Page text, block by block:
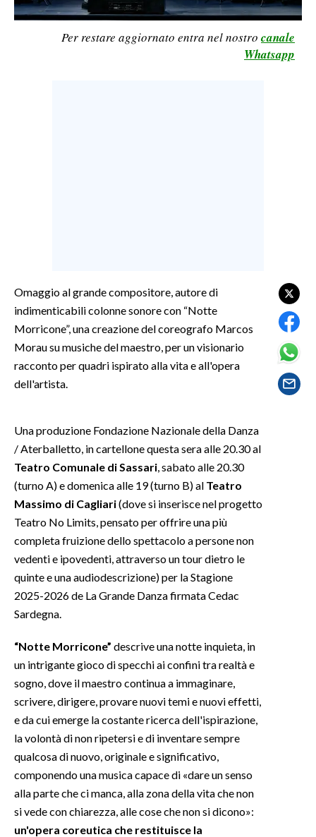
LAVORO
CULTURA
SPETTACOLI
GOSSIP
SARDEGNA TURISMO
SARDI NEL MONDO
NOTIZIE
EVENTI
#CARAUNIONE
3 MINUTI CON
INFO AZIENDE
ABBONATI
ANNUNCI
NECROLOGI
STORE
Per restare aggiornato entra nel nostro canale
Whatsapp
Omaggio al grande compositore, autore di
indimenticabili colonne sonore con “Notte
Morricone”, una creazione del coreografo Marcos
Morau su musiche del maestro, per un visionario
racconto per quadri ispirato alla vita e all'opera
dell'artista.
Una produzione Fondazione Nazionale della Danza
/ Aterballetto, in cartellone questa sera alle 20.30 al
Teatro Comunale di Sassari , sabato alle 20.30
(turno A) e domenica alle 19 (turno B) al Teatro
Massimo di Cagliari(dove si inserisce nel progetto
Teatro No Limits, pensato per offrire una più
completa fruizione dello spettacolo a persone non
vedenti e ipovedenti, attraverso un tour dietro le
quinte e una audiodescrizione) per la Stagione
2025-2026 de La Grande Danza firmata Cedac
Sardegna.
“Notte Morricone” descrive una notte inquieta, in
un intrigante gioco di specchi ai confini tra realtà e
sogno, dove il maestro continua a immaginare,
scrivere, dirigere, provare nuovi temi e nuovi effetti,
e da cui emerge la costante ricerca dell'ispirazione,
la volontà di non ripetersi e di inventare sempre
qualcosa di nuovo, originale e significativo,
componendo una musica capace di «dare un senso
alla parte che ci manca, alla zona della vita che non
si vede con chiarezza, alle cose che non si dicono»:
un'opera coreutica che restituisce la